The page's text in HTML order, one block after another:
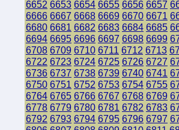
6652 6653 6654 6655 6656 6657
6666 6667 6668 6669 6670 6671
6680 6681 6682 6683 6684 6685
6694 6695 6696 6697 6698 6699
6708 6709 6710 6711 6712 6713
6722 6723 6724 6725 6726 6727
6736 6737 6738 6739 6740 6741
6750 6751 6752 6753 6754 6755
6764 6765 6766 6767 6768 6769
6778 6779 6780 6781 6782 6783
6792 6793 6794 6795 6796 6797